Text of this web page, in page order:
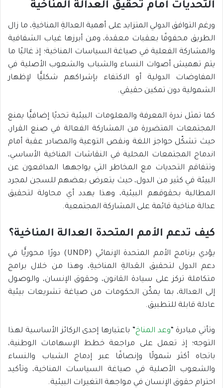
التحديات أمام تحقيق العدالة المناخية
ورغم التوافق الدولي المتزايد على أهمية العدالةِ المناخيةِ، ما زال
الطريق محفوفًا بعقبات معقدة، ومن أبرزها غياب الشفافية
والمشاركة الفعلية في صياغة السياسات المناخية؛ إذ غالبًا ما
يتم تهميش أصوات النساء والشباب والشعوب الأصلية في
المفاوضات الدولية أو الاكتفاء بإشراكهم شكليًّا لإظهار
الشمولية دون تمكين حقيقي.
كما تمثل ندرة المعرفة والمعلومات البيئية تحديًا إضافيًّا يمنع
المجتمعات المتضررة من المشاركة الفعالة في صنع القرار،
حيث تشكّل حواجز اللغة ونقص التوعية والمصادر عقبة أمام
اندماج المجتمعات المحلية في النقاشات المناخية الأساسي،
وتتفاقم التحديات مع المخاطر التي يواجهها المدافعون عن
البيئة في كثير من الدول، حيث يتعرض بعضهم للسجن لمجرد
المطالبة بحقوقهم البيئية، وهذا يهدد أي محاولة لتحقيق
عدالة مناخية قائمة على المشاركة المجتمعية.
كيف تدعم الأمم المتحدة العدالة المناخية؟
يؤدي برنامج الأمم المتحدة الإنمائي (UNDP) دورًا محوريًّا في
دعم الدول لتحقيق العَدالةِ المناخيةِ، وهذا من خلال برامج
متكاملة تركز على سيادة القانون، وحقوق الإنسان، والوصول
إلى العدالة، بما يمكّن الحكومات من صياغة تشريعات بيئية
عادلة قابلة للتطبيق.
وتأتي مبادرة “وعد المناخ” باعتبارها إحدى الركائز الأساسية لهذا
التوجه؛ إذ تعمل على مراجعة خطط الإسهامات الوطنية،
باتجاه أكثر شمولًا وإنصافًا عبر إدماج الشباب والنساء
والشعوب الأصلية في صياغة السياسات المناخية، وتأكيد
احترام حقوق الإنسان في مواجهة التغيرات البيئية.